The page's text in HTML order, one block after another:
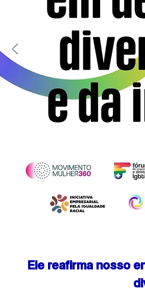
Ele reafirma nosso